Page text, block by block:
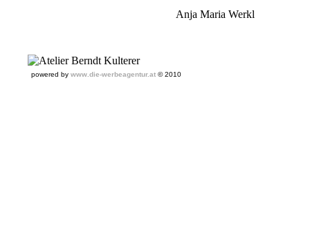
Anja Maria Werkl
powered by www.die-werbeagentur.at © 2010